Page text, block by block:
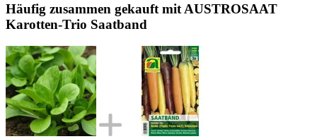
Häufig zusammen gekauft mit AUSTROSAAT
Karotten-Trio Saatband